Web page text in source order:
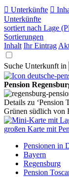
 Unterkünfte 
Unterkünfte
sortiert nach Lage
Sortierungen
Inhalt Ihr Eintrag
Suche Unterkunft in
Pension
Details zu ‘Pension
Grünen südlich von
Pensionen in
Bayern
Regensburg
Pension